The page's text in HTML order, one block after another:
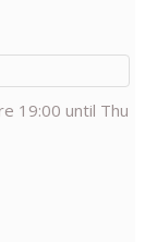
19:00 until Thu